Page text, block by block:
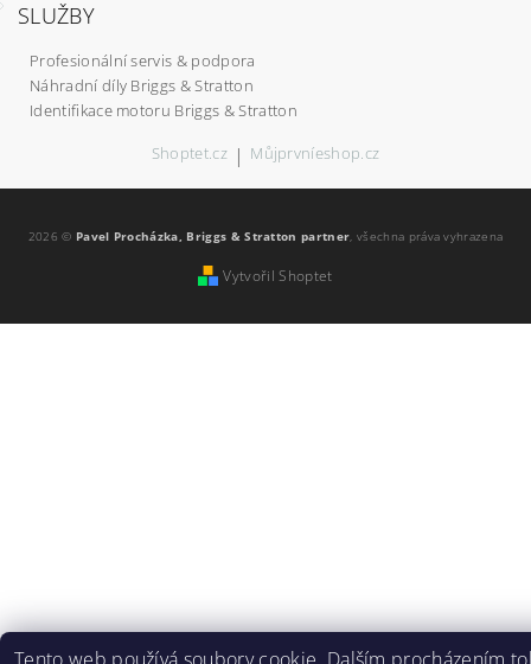
SLUŽBY
Profesionální servis & podpora
Náhradní díly Briggs & Stratton
Identifikace motoru Briggs & Stratton
Shoptet.cz | Můjprvníeshop.cz
2026 © Pavel Procházka, Briggs & Stratton partner, všechna práva vyhrazena
Vytvořil Shoptet